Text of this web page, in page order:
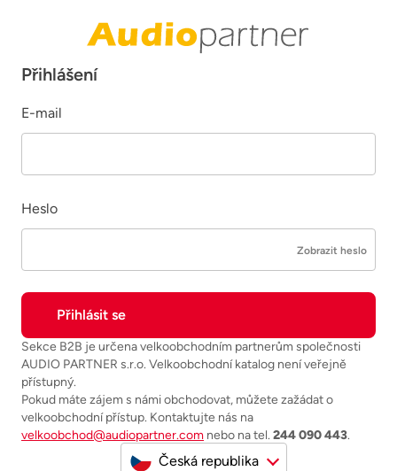
Přihlášení
E-mail
Heslo
Zobrazit heslo
Sekce B2B je určena velkoobchodním partnerům společnosti
AUDIO PARTNER s.r.o. Velkoobchodní katalog není veřejně
přístupný.
Pokud máte zájem s námi obchodovat, můžete zažádat o
velkoobchodní přístup. Kontaktujte nás na
velkoobchod@audiopartner.com nebo na tel. 244 090 443.
Česká republika